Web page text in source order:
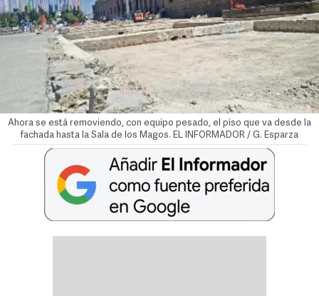
Ahora se está removiendo, con equipo pesado, el piso que va desde la
fachada hasta la Sala de los Magos. EL INFORMADOR / G. Esparza